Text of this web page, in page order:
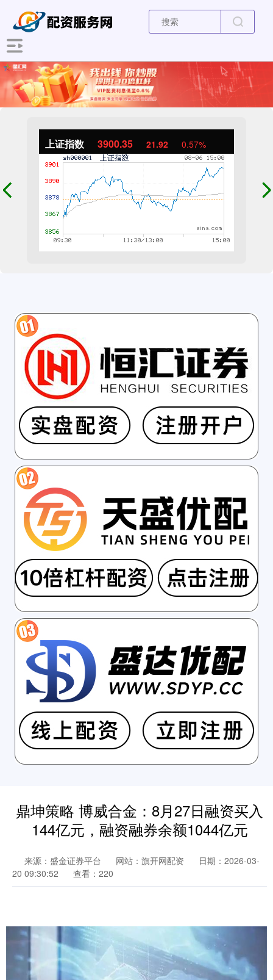
上证指数 3900.35 21.92 0.57%
鼎坤策略 博威合金：8月27日融资买入
144亿元，融资融券余额1044亿元
来源：盛金证券平台 网站：旗开网配资
日期：2026-03-
20 09:30:52
查看：220